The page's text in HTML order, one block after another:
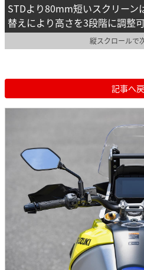
STDより80mm短いスクリーン
替えにより高さを3段階に調整可
縦スクロールで
記事へ